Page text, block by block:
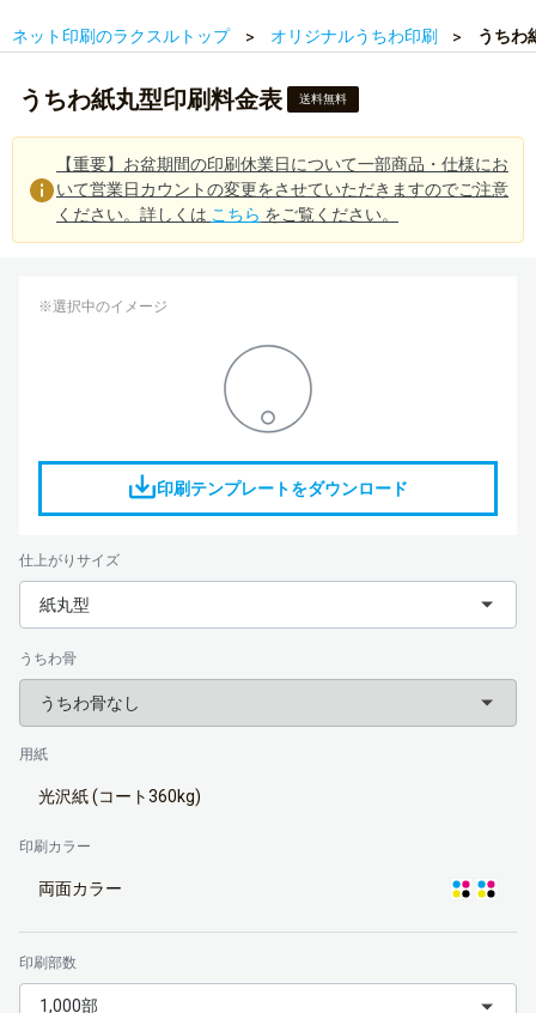
ネット印刷のラクスルトップ オリジナルうちわ印刷 うちわ
うちわ紙丸型印刷料金表 送料無料
【重要】お盆期間の印刷休業日について一部商品・仕様にお
いて営業日カウントの変更をさせていただきますのでご注意
ください。詳しくは こちら をご覧ください。
※選択中のイメージ
印刷テンプレートをダウンロード
仕上がりサイズ
紙丸型
うちわ骨
うちわ骨なし
用紙
光沢紙 (コート360kg)
印刷カラー
両面カラー
印刷部数
1,000部